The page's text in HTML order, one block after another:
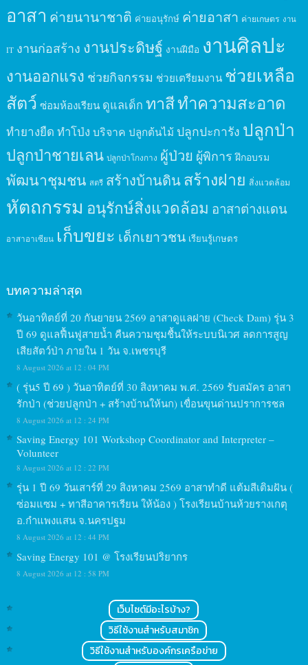
อาสา ค่ายนานาชาติ ค่ายอนุรักษ์ ค่ายอาสา ค่ายเกษตร งาน
IT งานก่อสร้าง งานประดิษฐ์ งานฝีมือ งานศิลปะ
งานออกแรง ช่วยกิจกรรม ช่วยเตรียมงาน ช่วยเหลือ
สัตว์ ซ่อมห้องเรียน ดูแลเด็ก ทาสีทำความสะอาด
ทำยางยืด ทำโป่ง บริจาค ปลูกต้นไม้ ปลูกปะการัง ปลูกป่า
ปลูกป่าชายเลน ปลูกป่าโกงกาง ผู้ป่วย ผู้พิการ ฝึกอบรม
พัฒนาชุมชน สตรี สร้างบ้านดินสร้างฝาย สิ่งแวดล้อม
หัตถกรรม อนุรักษ์สิ่งแวดล้อม อาสาต่างแดน
อาสาอาเซียน เก็บขยะ เด็กเยาวชน เรียนรู้เกษตร
บทความล่าสุด
วันอาทิตย์ที่ 20 กันยายน 2569 อาสาดูแลฝาย (Check Dam) รุ่น 3
ปี 69 ดูแลฟื้นฟูสายน้ำ คืนความชุมชื้นให้ระบบนิเวศ ลดการสูญ
เสียสัตว์ป่า ภายใน 1 วัน จ.เพชรบุรี
8 August 2026 at 12 : 04 PM
( รุ่น5 ปี 69 ) วันอาทิตย์ที่ 30 สิงหาคม พ.ศ. 2569 รับสมัคร อาสา
รักป่า (ช่วยปลูกป่า + สร้างบ้านให้นก) เขื่อนขุนด่านปราการชล
8 August 2026 at 12 : 24 PM
Saving Energy 101 Workshop Coordinator and Interpreter –
Volunteer
8 August 2026 at 12 : 22 PM
รุ่น 1 ปี 69 วันเสาร์ที่ 29 สิงหาคม 2569 อาสาทำดี แต้มสีเติมฝัน (
ซ่อมแซม + ทาสีอาคารเรียน ให้น้อง ) โรงเรียนบ้านห้วยรางเกตุ
อ.กำแพงแสน จ.นครปฐม
8 August 2026 at 12 : 44 PM
Saving Energy 101 @ โรงเรียนปริยากร
8 August 2026 at 12 : 58 PM
เว็บไซต์มีอะไรบ้าง?
วิธีใช้งานสำหรับสมาชิก
วิธีใช้งานสำหรับองค์กรเครือข่าย